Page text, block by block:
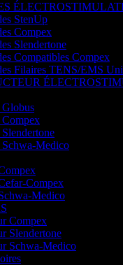
StenUp
Compex
Slendertone
Compatibles Compex
Filaires TENS/EMS
Schwa-Medico
Compex
Medico
Compex
Slendertone
Schwa-Medico